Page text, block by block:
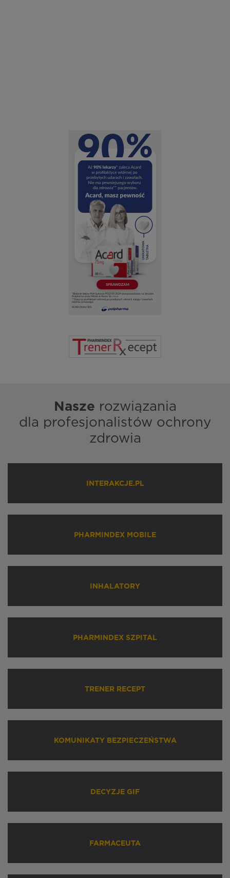
Nasze rozwiązania
dla profesjonalistów ochrony
zdrowia
INTERAKCJE.PL
PHARMINDEX MOBILE
INHALATORY
PHARMINDEX SZPITAL
TRENER RECEPT
KOMUNIKATY BEZPIECZEŃSTWA
DECYZJE GIF
FARMACEUTA